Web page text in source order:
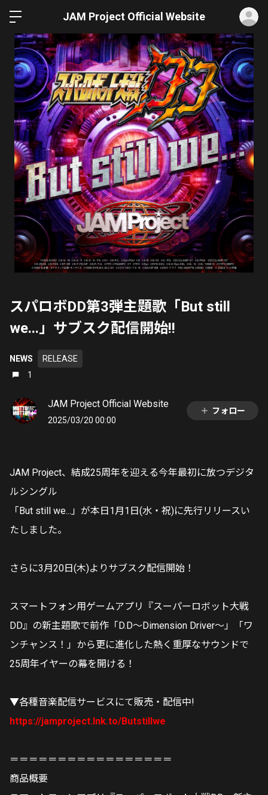
JAM Project Official Website
スパロボDD第3弾主題歌「But still
we...」サブスク配信開始!!
NEWS
RELEASE
1
JAM Project Official Website
2025/03/20 00:00
フォロー
JAM Project、結成25周年を迎える今年最初に放つデジタ
ルシングル
「But still we...」が本日1月1日(水・祝)に先行リリースい
たしました。
さらに3月20日(木)よりサブスク配信開始！
スマートフォン用ゲームアプリ『スーパーロボット大戦
DD』の新主題歌で前作「D.D～Dimension Driver～」「ワ
ンチャンス！」から更に進化した熱く重厚なサウンドで
25周年イヤーの幕を開ける！
▼各種音楽配信サービスにて販売・配信中!
https://jamproject.lnk.to/Butstillwe
＝＝＝＝＝＝＝＝＝＝＝＝＝＝＝＝＝
商品概要